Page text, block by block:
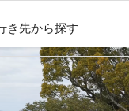
き先から探す